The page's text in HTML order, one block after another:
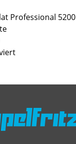
Professional 5200